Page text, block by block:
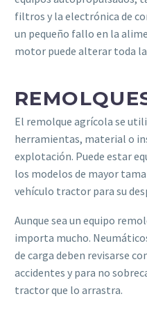
filtros y la electrónica de
un pequeño fallo en la
motor puede alterar toda
El remolque agrícola se
herramientas, material o
explotación. Puede estar
los modelos de mayor
vehículo tractor para su
Aunque sea un equipo
importa mucho.
de carga deben revisarse
accidentes y para no
tractor que lo arrastra.